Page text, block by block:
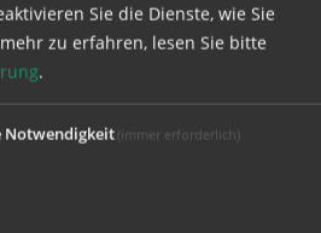
mit Ihrem Benutzernamen
Sie die Dienste, wie Sie
zu erfahren, lesen Sie bitte
.
Notwendigkeit(immer erforderlich)